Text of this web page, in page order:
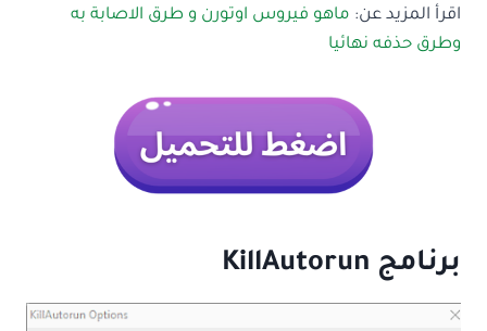
اقرأ المزيد عن: ماهو فيروس اوتورن و طرق الاصابة به
وطرق حذفه نهائيا
برنامج KillAutorun